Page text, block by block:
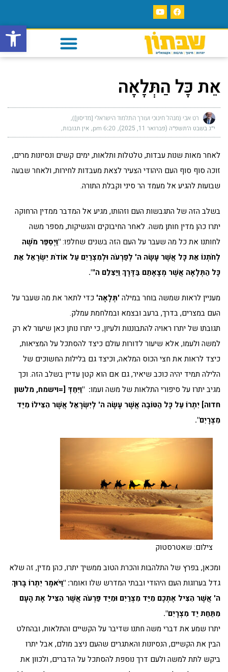
פתח
אֵת כָּל הַתְּלָאָה
רט אבי (מנהל חינוכי ועורך התלמוד הישראלי [מדיסון])
י״ג בשבט ה׳תשפ״ה (פברואר 11, 2025) 6:20 pm אין תגובות
לאחר מאות שנות עבדות, טלטלות ותלאות, ימים קשים ונסיונות מרים,
זוכה סוף סוף העם היהודי הצעיר לצאת מעבדות לחירות, ולאחר שבעה
שבועות להגיע אל מעמד הר סיני וקבלת התורה.
בשלב הזה של התגבשות העם וזהותו, מגיע אל המדבר ממדין הרחוקה
יתרו כהן מדין חותן משה. לאחר החיבוקים והנשיקות, מספר משה
לחותנו את כל מה שעבר על העם הזה בשנים שחלפו:"וַיְסַפֵּר מֹשֶׁה
לְחֹתְנוֹ אֵת כָּל אֲשֶׁר עָשָׂה ה' לְפַרְעֹה וּלְמִצְרַיִם עַל אוֹדֹת יִשְׂרָאֵל אֵת
כָּל הַתְּלָאָה אֲשֶׁר מְצָאָתַם בַּדֶּרֶךְ וַיַּצִּלֵם ה'".
מעניין לראות שמשה בוחר במילה'תְּלָאָה' כדי לתאר את מה שעבר על
העם במצרים, בדרך, ברעב ובצמא ובמלחמת עמלק.
תגובתו של יתרו ראויה להתבוננות ולעיון, כי יתרו נותן כאן שיעור לא רק
למשה ולעמו, אלא שיעור לדורות עולם כיצד להסתכל על המציאות,
כיצד לראות את חצי הכוס המלאה, וכיצד גם בלילות החשוכים של
הלילה תמיד יהיה כוכב שיאיר, גם אם הוא קטן עדיין בשלב הזה. וכך
מגיב יתרו על סיפורי התלאות של משה ועמו: "וַיִּחַדְּ [=וישמח, מלשון
חדוה] יִתְרוֹ עַל כָּל הַטּוֹבָה אֲשֶׁר עָשָׂה ה' לְיִשְׂרָאֵל אֲשֶׁר הִצִּילוֹ מִיַּד
מִצְרָיִם".
צילום: שאטרסטוק
ומכאן, בפרץ של התלהבות והכרת הטוב ממשיך יתרו, כהן מדין, זה שלא
גדל בערוגות העם היהודי ובבתי המדרש שלו ואומר: "וַיֹּאמֶר יִתְרוֹ בָּרוּךְ
ה' אֲשֶׁר הִצִּיל אֶתְכֶם מִיַּד מִצְרַיִם וּמִיַּד פַּרְעֹה אֲשֶׁר הִצִּיל אֶת הָעָם
מִתַּחַת יַד מִצְרָיִם".
יתרו שמע את דברי משה חתנו שדיבר על הקשיים והתלאות, ובהחלט
הבין את הקשיים, הנסיונות והאתגרים שהעם ניצב מולם, אבל יתרו
ביקש לתת למשה ולעם דרך נוספת להסתכל על הדברים, ולכוון את